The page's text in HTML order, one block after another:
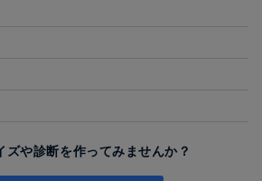
ズや診断を作ってみませんか？